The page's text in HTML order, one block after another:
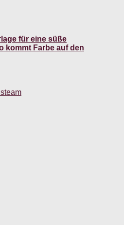
für eine süße
kommt Farbe auf den